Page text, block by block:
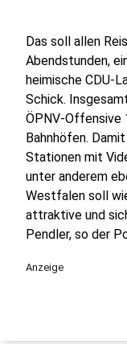
Das soll allen
Abendstunden,
heimische CDU-
Schick.
ÖPNV-Offensive
Bahnhöfen.
Stationen mit
unter anderem
Westfalen soll
attraktive und
Pendler, so der
Anzeige